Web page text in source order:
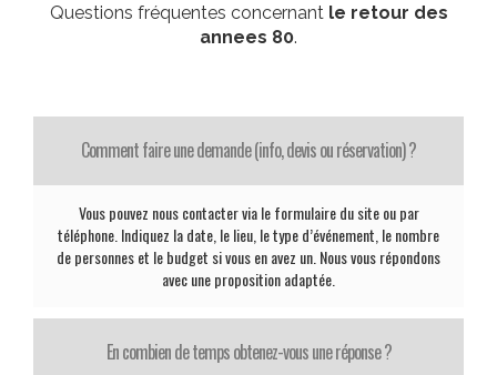
Questions fréquentes concernant le retour des
annees 80.
Comment faire une demande (info, devis ou réservation) ?
Vous pouvez nous contacter via le formulaire du site ou par
téléphone. Indiquez la date, le lieu, le type d’événement, le nombre
de personnes et le budget si vous en avez un. Nous vous répondons
avec une proposition adaptée.
En combien de temps obtenez-vous une réponse ?